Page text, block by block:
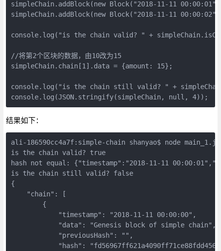
simpleChain.addBlock(new Block("2018-11-11
simpleChain.addBlock(new Block("2018-11-11
console.log("is the chain valid? " +
//将第2个区块的数据，由10改为15
simpleChain.chain[1].data = {amount: 15};
console.log("is the chain still valid? " +
结果如下：
ali-186590cc4a7f:simple-chain shanyao$ node
is the chain valid? true
hash not equal: {"timestamp":"2018-11-11
is the chain still valid? false
{
    "chain": [
        {
            "timestamp": "2018-11-11 00:00:00",
            "data": "Genesis block of simple chain",
            "previousHash": "",
"hash":